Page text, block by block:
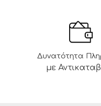
Δυνατότητα
με